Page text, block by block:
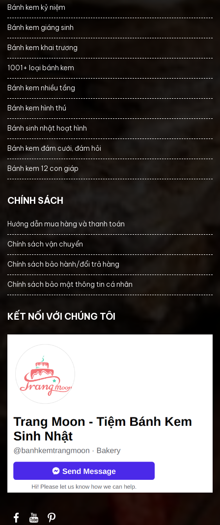
Bánh kem kỷ niệm
Bánh kem giáng sinh
Bánh kem khai trương
1001+ loại bánh kem
Bánh kem nhiều tầng
Bánh kem hình thú
Bánh sinh nhật hoạt hình
Bánh kem đám cưới, đám hỏi
Bánh kem 12 con giáp
CHÍNH SÁCH
Hướng dẫn mua hàng và thanh toán
Chính sách vận chuyển
Chính sách bảo hành/đổi trả hàng
Chính sách bảo mật thông tin cá nhân
KẾT NỐI VỚI CHÚNG TÔI